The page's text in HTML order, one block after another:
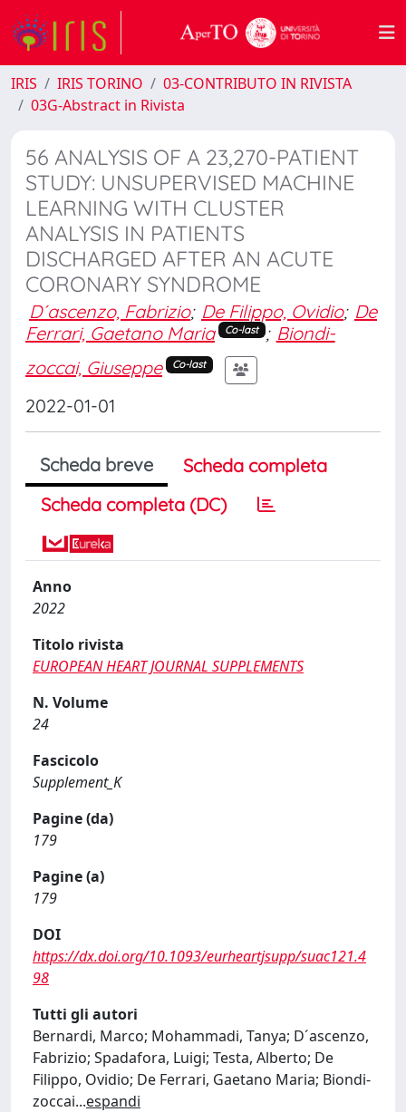
IRIS IRIS TORINO
03-CONTRIBUTO IN RIVISTA
03G-Abstract in Rivista
56 ANALYSIS OF A 23,270-PATIENT
STUDY: UNSUPERVISED MACHINE
LEARNING WITH CLUSTER
ANALYSIS IN PATIENTS
DISCHARGED AFTER AN ACUTE
CORONARY SYNDROME
D´ascenzo, Fabrizio; De Filippo, Ovidio; De
Ferrari, Gaetano Maria
Co-last ; Biondi-
zoccai, Giuseppe
Co-last
2022-01-01
Scheda breve
Scheda completa
Scheda completa (DC)
Anno
2022
Titolo rivista
EUROPEAN HEART JOURNAL SUPPLEMENTS
N. Volume
24
Fascicolo
Supplement_K
Pagine (da)
179
Pagine (a)
179
DOI
https://dx.doi.org/10.1093/eurheartjsupp/suac121.4
98
Tutti gli autori
Bernardi, Marco; Mohammadi, Tanya; D´ascenzo,
Fabrizio; Spadafora, Luigi; Testa, Alberto; De
Filippo, Ovidio; De Ferrari, Gaetano Maria; Biondi-
zoccai...espandi